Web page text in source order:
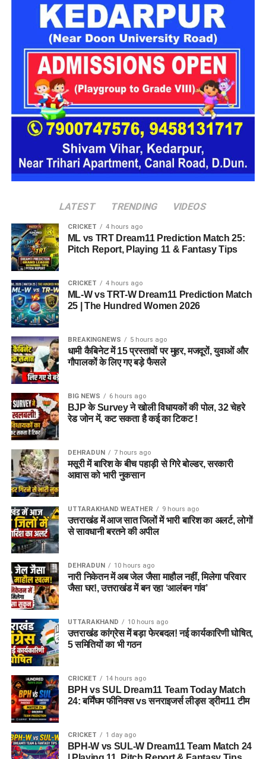
राज्य के कई जिलों में बारिश का प्रभाव लगातार बना हुआ है। मौसम विभाग
के अनुसार उत्तरकाशी, देहरादून, टिहरी, रुद्रप्रयाग, चमोली, ऊधम सिंह
नगर, बागेश्वर, पिथौरागढ़ और नैनीताल में भारी से बहुत भारी वर्षा होने की
संभावना है। इसके अलावा कुछ क्षेत्रों में तेज गर्जना, बिजली गिरने और
अचानक बाढ़ जैसी परिस्थितियां भी बन सकती हैं।
राज्य आपदा प्रबंधन तंत्र और जिला प्रशासन को संवेदनशील इलाकों में
सतर्क रहने के निर्देश दिए गए हैं। साथ ही भूस्खलन संभावित क्षेत्रों पर
लगातार निगरानी रखी जा रही है, ताकि किसी भी आपात स्थिति से समय
रहते निपटा जा सके।
मौसम विभाग और प्रशासन की ताजा
एडवाइजरी देखने की अपील
प्रशासन ने चारधाम यात्रा पर जाने वाले श्रद्धालुओं और अन्य यात्रियों से
अपील की है कि वे यात्रा शुरू करने से पहले मौसम विभाग और प्रशासन की
ताजा एडवाइजरी जरूर देखें। जब तक मौसम अनुकूल नहीं हो जाता, तब
तक अनावश्यक यात्रा से बचें और केवल आधिकारिक सूचना के आधार पर
ही आगे की योजना बनाएं।
LATEST TRENDING VIDEOS
CRICKET 4 hours ago
ML vs TRT Dream11 Prediction Match 25:
Pitch Report, Playing 11 & Fantasy Tips
CRICKET 4 hours ago
ML-W vs TRT-W Dream11 Prediction Match
25 | The Hundred Women 2026
BREAKINGNEWS 5 hours ago
धामी कैबिनेट में 15 प्रस्तावों पर मुहर, मजदूरों, युवाओं और
गौपालकों के लिए गए बड़े फैसले
BIG NEWS 6 hours ago
BJP के Survey ने खोली विधायकों की पोल, 32 चेहरे
रेड जोन में, कट सकता है कई का टिकट !
DEHRADUN 7 hours ago
मसूरी में बारिश के बीच पहाड़ी से गिरे बोल्डर, सरकारी
आवास को भारी नुकसान
UTTARAKHAND WEATHER 9 hours ago
उत्तराखंड में आज सात जिलों में भारी बारिश का अलर्ट, लोगों
से सावधानी बरतने की अपील
DEHRADUN 10 hours ago
नारी निकेतन में अब जेल जैसा माहौल नहीं, मिलेगा परिवार
जैसा घर!, उत्तराखंड में बन रहा ‘आलंबन गांव’
UTTARAKHAND 10 hours ago
उत्तराखंड कांग्रेस में बड़ा फेरबदल! नई कार्यकारिणी घोषित,
5 समितियों का भी गठन
CRICKET 14 hours ago
BPH vs SUL Dream11 Team Today Match
24: बर्मिंघम फीनिक्स vs सनराइजर्स लीड्स ड्रीम11 टीम
CRICKET 1 day ago
BPH-W vs SUL-W Dream11 Team Match 24